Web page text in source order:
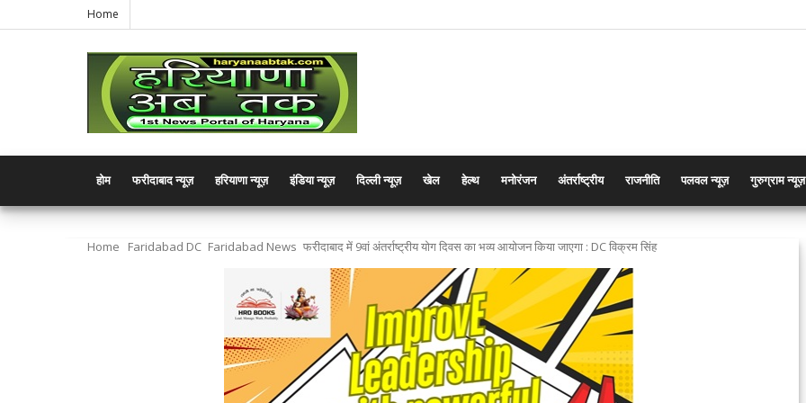
Home
होम फरीदाबाद न्यूज़ हरियाणा न्यूज़ इंडिया न्यूज़ दिल्ली न्यूज़ खेल हेल्थ मनोरंजन अंतर्राष्ट्रीय राजनीति पलवल न्यूज़ गुरुग्राम न्यूज़
Home Faridabad DC Faridabad News फरीदाबाद में 9वां अंतर्राष्ट्रीय योग दिवस का भव्य आयोजन किया जाएगा : DC विक्रम सिंह